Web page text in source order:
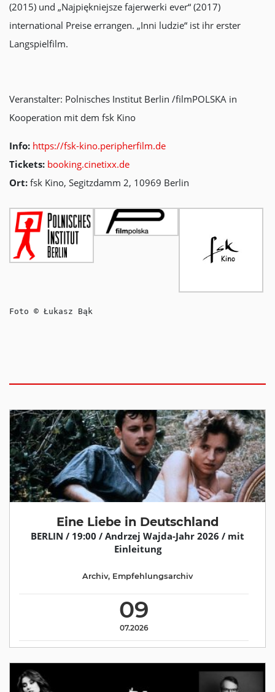
(2015) und „Najpiękniejsze fajerwerki ever“ (2017)
international Preise errangen. „Inni ludzie“ ist ihr erster
Langspielfilm.
Veranstalter: Polnisches Institut Berlin /filmPOLSKA in
Kooperation mit dem fsk Kino
Info: https://fsk-kino.peripherfilm.de
Tickets: booking.cinetixx.de
Ort: fsk Kino, Segitzdamm 2, 10969 Berlin
Foto © Łukasz Bąk
Eine Liebe in Deutschland
BERLIN / 19:00 / Andrzej Wajda-Jahr 2026 / mit
Einleitung
09
07.2026
Archiv, Empfehlungsarchiv